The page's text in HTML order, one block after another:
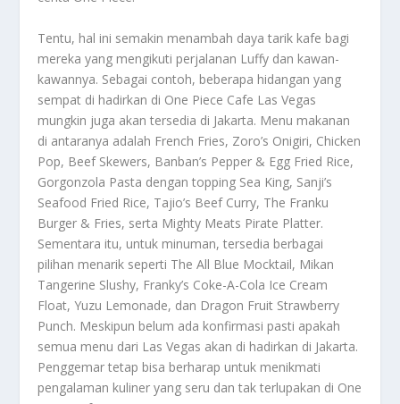
Tentu, hal ini semakin menambah daya tarik kafe bagi
mereka yang mengikuti perjalanan Luffy dan kawan-
kawannya. Sebagai contoh, beberapa hidangan yang
sempat di hadirkan di One Piece Cafe Las Vegas
mungkin juga akan tersedia di Jakarta. Menu makanan
di antaranya adalah French Fries, Zoro’s Onigiri, Chicken
Pop, Beef Skewers, Banban’s Pepper & Egg Fried Rice,
Gorgonzola Pasta dengan topping Sea King, Sanji’s
Seafood Fried Rice, Tajio’s Beef Curry, The Franku
Burger & Fries, serta Mighty Meats Pirate Platter.
Sementara itu, untuk minuman, tersedia berbagai
pilihan menarik seperti The All Blue Mocktail, Mikan
Tangerine Slushy, Franky’s Coke-A-Cola Ice Cream
Float, Yuzu Lemonade, dan Dragon Fruit Strawberry
Punch. Meskipun belum ada konfirmasi pasti apakah
semua menu dari Las Vegas akan di hadirkan di Jakarta.
Penggemar tetap bisa berharap untuk menikmati
pengalaman kuliner yang seru dan tak terlupakan di One